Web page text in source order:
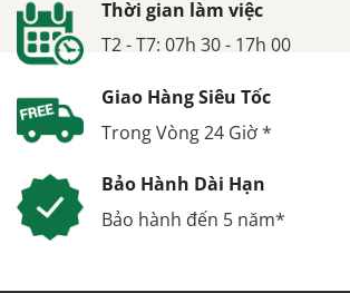
Thời gian làm việc
T2 - T7: 07h 30 - 17h 00
Giao Hàng Siêu Tốc
Trong Vòng 24 Giờ *
Bảo Hành Dài Hạn
Bảo hành đến 5 năm*